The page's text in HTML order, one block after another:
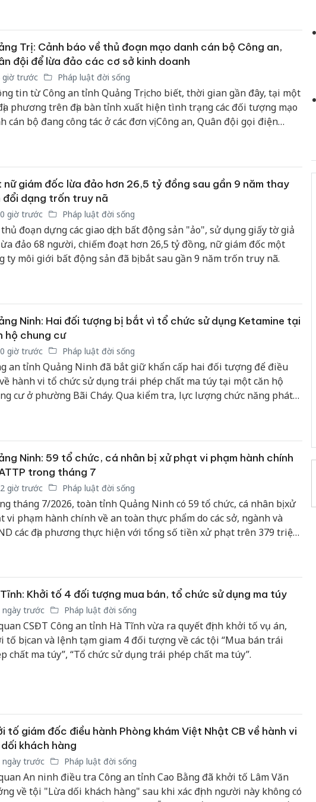
Trị: Cảnh báo về thủ đoạn mạo danh cán bộ Công an,
đội để lừa đảo các cơ sở kinh doanh
giờ trước Pháp luật đời sống
tin từ Công an tỉnh Quảng Trị cho biết, thời gian gần đây, tại một
phương trên địa bàn tỉnh xuất hiện tình trạng các đối tượng mạo
cán bộ đang công tác ở các đơn vị Công an, Quân đội gọi điện
nữ giám đốc lừa đảo hơn 26,5 tỷ đồng sau gần 9 năm thay
đổi dạng trốn truy nã
giờ trước Pháp luật đời sống
đoạn dựng các giao dịch bất động sản "ảo", sử dụng giấy tờ giả
đảo 68 người, chiếm đoạt hơn 26,5 tỷ đồng, nữ giám đốc một
ty môi giới bất động sản đã bị bắt sau gần 9 năm trốn truy nã.
Ninh: Hai đối tượng bị bắt vì tổ chức sử dụng Ketamine tại
hộ chung cư
giờ trước Pháp luật đời sống
an tỉnh Quảng Ninh đã bắt giữ khẩn cấp hai đối tượng để điều
hành vi tổ chức sử dụng trái phép chất ma túy tại một căn hộ
cư ở phường Bãi Cháy. Qua kiểm tra, lực lượng chức năng phát
Ninh: 59 tổ chức, cá nhân bị xử phạt vi phạm hành chính
trong tháng 7
giờ trước Pháp luật đời sống
tháng 7/2026, toàn tỉnh Quảng Ninh có 59 tổ chức, cá nhân bị xử
vi phạm hành chính về an toàn thực phẩm do các sở, ngành và
các địa phương thực hiện với tổng số tiền xử phạt trên 379 triệu
Khởi tố 4 đối tượng mua bán, tổ chức sử dụng ma túy
ngày trước Pháp luật đời sống
CSĐT Công an tỉnh Hà Tĩnh vừa ra quyết định khởi tố vụ án,
tố bị can và lệnh tạm giam 4 đối tượng về các tội “Mua bán trái
chất ma túy”, “Tổ chức sử dụng trái phép chất ma túy”.
tố giám đốc điều hành Phòng khám Việt Nhật CB về hành vi
khách hàng
ngày trước Pháp luật đời sống
An ninh điều tra Công an tỉnh Cao Bằng đã khởi tố Lâm Văn
về tội "Lừa dối khách hàng" sau khi xác định người này không có
Công an Thanh Hóa
tìm bị hại trong vụ
án sản xuất, buôn
bán yến sào giả
bán bình sữa
Moyuum giả
An Giang: Đối tượng
chủ mưu đường dây
bán hàng giả tại Phú
Quốc ra đầu thú
Lào Cai xử lý 83 vụ vi
phạm thương mại
trong tháng 7
Adidas, Nike
công khai hàng ngàn
sản phẩm nhập lậu,
bảo vệ môi trường
kinh doanh